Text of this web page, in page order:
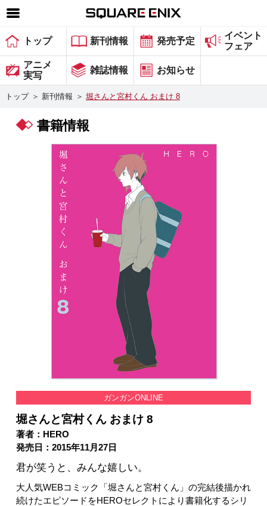
SQUARE ENIX 公式サイトメニュー
ゲーム
マガジン＆ブックス
グッズ
会社情報 採用情報
スクウェア・エニックス サイト内検索
トップ 新刊情報 発売予定
イベント
フェア
アニメ
実写
雑誌情報 お知らせ
トップ ＞ 新刊情報 ＞ 堀さんと宮村くん おまけ 8
書籍情報
ガンガンONLINE
堀さんと宮村くん おまけ 8
著者：HERO
発売日：2015年11月27日
君が笑うと、みんな嬉しい。
大人気WEBコミック「堀さんと宮村くん」の完結後描かれ
続けたエピソードをHEROセレクトにより書籍化するシリ